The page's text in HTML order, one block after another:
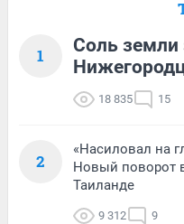
1
Соль земли
18 835 15
2
«Насиловал на
Новый поворот
Таиланде
9 312 9